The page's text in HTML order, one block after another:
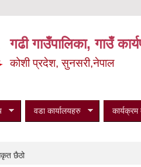
गढी गाउँपालिका, गाउँ
कोशी प्रदेश, सुनसरी,नेपाल
वडा कार्यालयहरु कार्यक्रम
छैठो